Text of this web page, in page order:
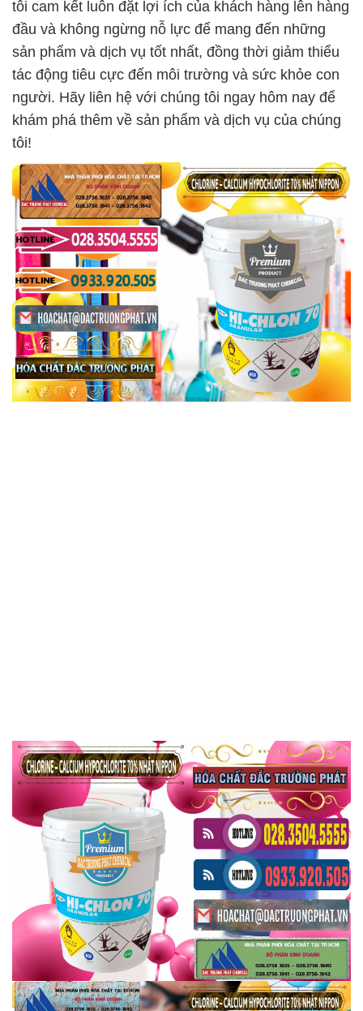
tôi cam kết luôn đặt lợi ích của khách hàng lên hàng
đầu và không ngừng nỗ lực để mang đến những
sản phẩm và dịch vụ tốt nhất, đồng thời giảm thiểu
tác động tiêu cực đến môi trường và sức khỏe con
người. Hãy liên hệ với chúng tôi ngay hôm nay để
khám phá thêm về sản phẩm và dịch vụ của chúng
tôi!